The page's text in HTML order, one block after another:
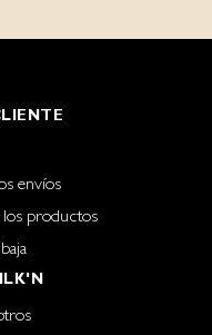
envíos
los productos